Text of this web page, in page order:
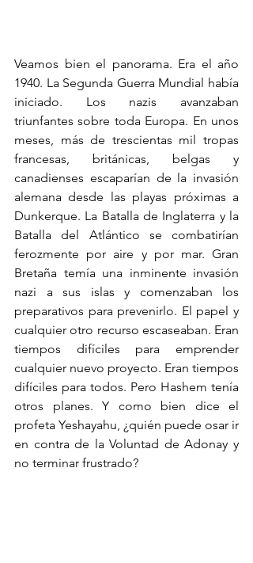
Veamos bien el panorama. Era el año
1940. La Segunda Guerra Mundial había
iniciado. Los nazis avanzaban
triunfantes sobre toda Europa. En unos
meses, más de trescientas mil tropas
francesas, británicas, belgas y
canadienses escaparían de la invasión
alemana desde las playas próximas a
Dunkerque. La Batalla de Inglaterra y la
Batalla del Atlántico se combatirían
ferozmente por aire y por mar. Gran
Bretaña temía una inminente invasión
nazi a sus islas y comenzaban los
preparativos para prevenirlo. El papel y
cualquier otro recurso escaseaban. Eran
tiempos difíciles para emprender
cualquier nuevo proyecto. Eran tiempos
difíciles para todos. Pero Hashem tenía
otros planes. Y como bien dice el
profeta Yeshayahu, ¿quién puede osar ir
en contra de la Voluntad de Adonay y
no terminar frustrado?